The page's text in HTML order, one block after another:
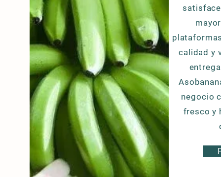
calidad y
negocio
fresco y